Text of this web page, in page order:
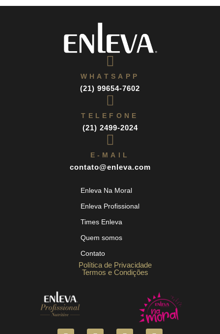
WHATSAPP
(21) 99654-7602
TELEFONE
(21) 2499-2024
E-MAIL
contato@enleva.com
Enleva Na Moral
Enleva Profissional
Times Enleva
Quem somos
Contato
Política de Privacidade
Termos e Condições